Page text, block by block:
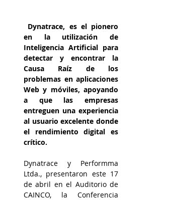
Dynatrace, es el pionero
en la utilización de
Inteligencia Artificial para
detectar y encontrar la
Causa Raíz de los
problemas en aplicaciones
Web y móviles, apoyando
a que las empresas
entreguen una experiencia
al usuario excelente donde
el rendimiento digital es
crítico.
Dynatrace y Performma
Ltda., presentaron este 17
de abril en el Auditorio de
CAINCO, la Conferencia